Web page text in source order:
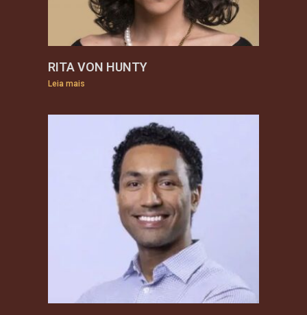
RITA VON HUNTY
Leia mais